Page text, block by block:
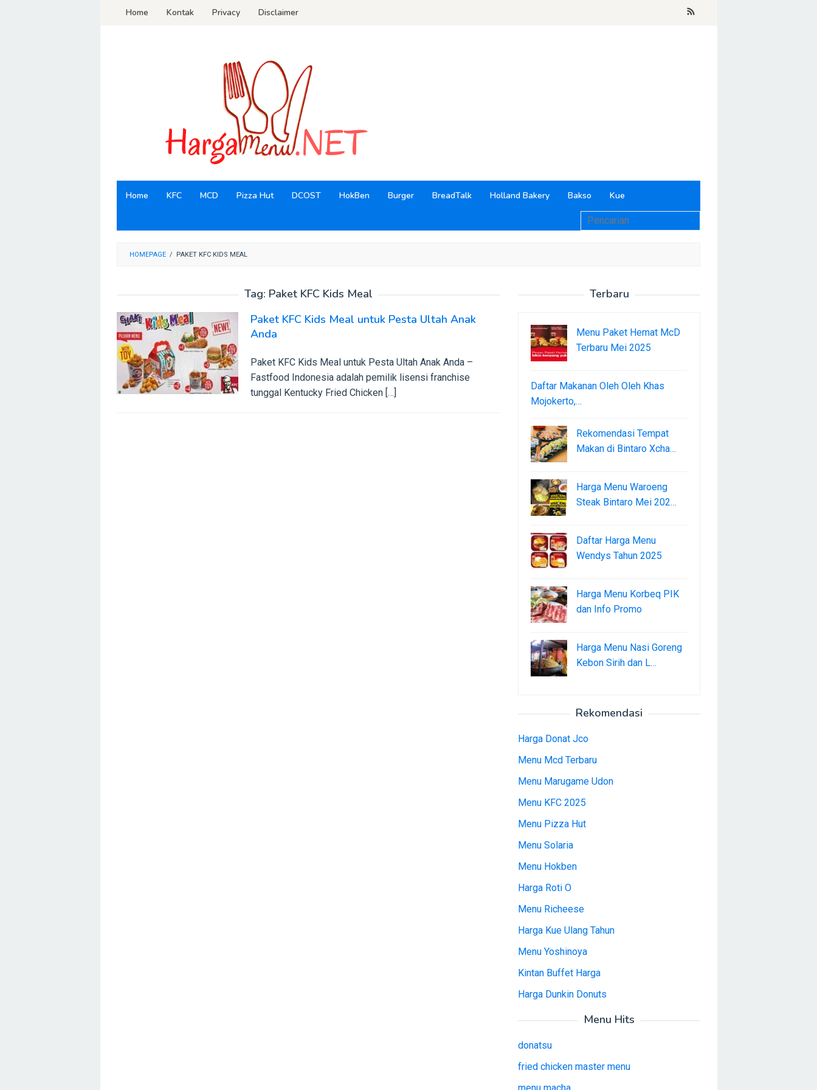
LoncatHome Kontak Privacy Disclaimer
Home KFC MCD Pizza Hut DCOST HokBen Burger BreadTalk Holland Bakery Bakso Kue
HOMEPAGE / PAKET KFC KIDS MEAL
Tag: Paket KFC Kids Meal
Paket KFC Kids Meal untuk Pesta Ultah Anak
Anda
Paket KFC Kids Meal untuk Pesta Ultah Anak Anda –
Fastfood Indonesia adalah pemilik lisensi franchise
tunggal Kentucky Fried Chicken […]
Terbaru
Menu Paket Hemat McD
Terbaru Mei 2025
Daftar Makanan Oleh Oleh Khas
Mojokerto,…
Rekomendasi Tempat
Makan di Bintaro Xcha…
Harga Menu Waroeng
Steak Bintaro Mei 202…
Daftar Harga Menu
Wendys Tahun 2025
Harga Menu Korbeq PIK
dan Info Promo
Harga Menu Nasi Goreng
Kebon Sirih dan L…
Rekomendasi
Harga Donat Jco
Menu Mcd Terbaru
Menu Marugame Udon
Menu KFC 2025
Menu Pizza Hut
Menu Solaria
Menu Hokben
Harga Roti O
Menu Richeese
Harga Kue Ulang Tahun
Menu Yoshinoya
Kintan Buffet Harga
Harga Dunkin Donuts
Menu Hits
donatsu
fried chicken master menu